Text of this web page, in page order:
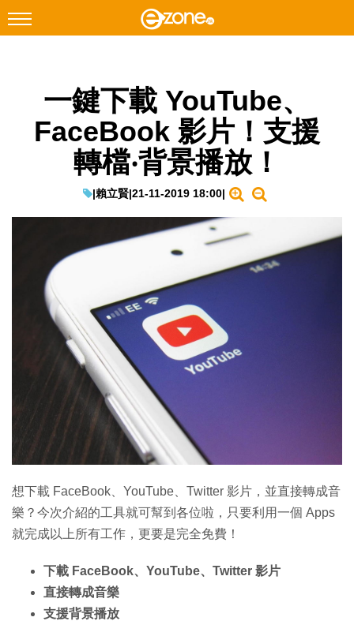
Facebook Instagram
科技焦點
教學評測
IT Times
生成式AI與雲端應用
Enterprise Digital Transformation
一鍵下載 YouTube、
FaceBook 影片！支援
轉檔‧背景播放！
|賴立賢|21-11-2019 18:00|
想下載 FaceBook、YouTube、Twitter 影片，並直接轉成音
樂？今次介紹的工具就可幫到各位啦，只要利用一個 Apps
就完成以上所有工作，更要是完全免費！
下載 FaceBook、YouTube、Twitter 影片
直接轉成音樂
支援背景播放